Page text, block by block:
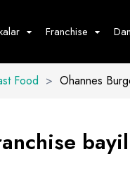
Hepsini Göster
Franchise
Food > Ohannes